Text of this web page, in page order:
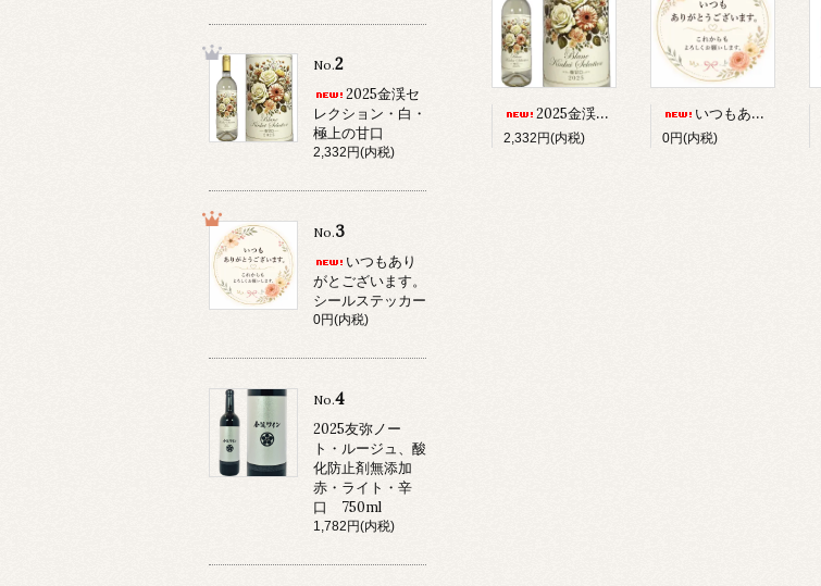
2025金渓セレクション・白・極上の甘口
2,332円(内税)
いつもありがとございます。シールステッカー
0円(内税)
No.2
2025金渓セ
レクション・白・
極上の甘口
2,332円(内税)
No.3
いつもあり
がとございます。
シールステッカー
0円(内税)
No.4
2025友弥ノー
ト・ルージュ、酸
化防止剤無添加
赤・ライト・辛
口 750ml
1,782円(内税)